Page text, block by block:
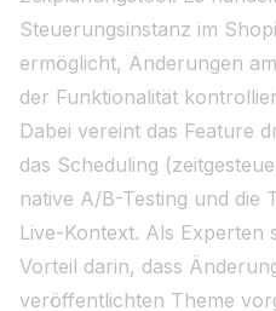
Steuerungsinstanz im
ermöglicht, Änderungen
der Funktionalität
Dabei vereint das Feature
das Scheduling
native A/B-Testing und die
Live-Kontext. Als
Vorteil darin, dass
veröffentlichten Theme